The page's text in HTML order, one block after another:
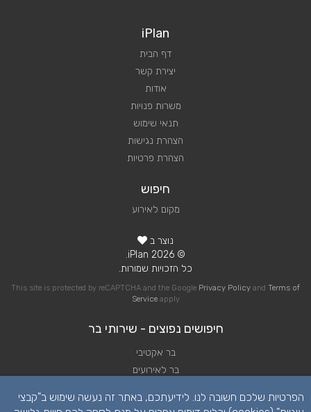
iPlan
דף הבית
יצירת קשר
אודות
משרות פנויות
תנאי שימוש
הצהרת נגישות
הצהרת פרטיות
חיפוש
מקום לאירוע
נוצר ב
© 2026 iPlan.
כל הזכויות שמורות.
This site is protected by reCAPTCHA and the Google Privacy Policy and Terms of
Serviceapply
חיפושים נפוצים - שירותי בר
בר אקטיבי
בר לאירועים
בר קוקטיילים
הפרטיות שלכם חשובה לנו. לידיעתכם, באתר זה נעשה שימוש ב"קבצי